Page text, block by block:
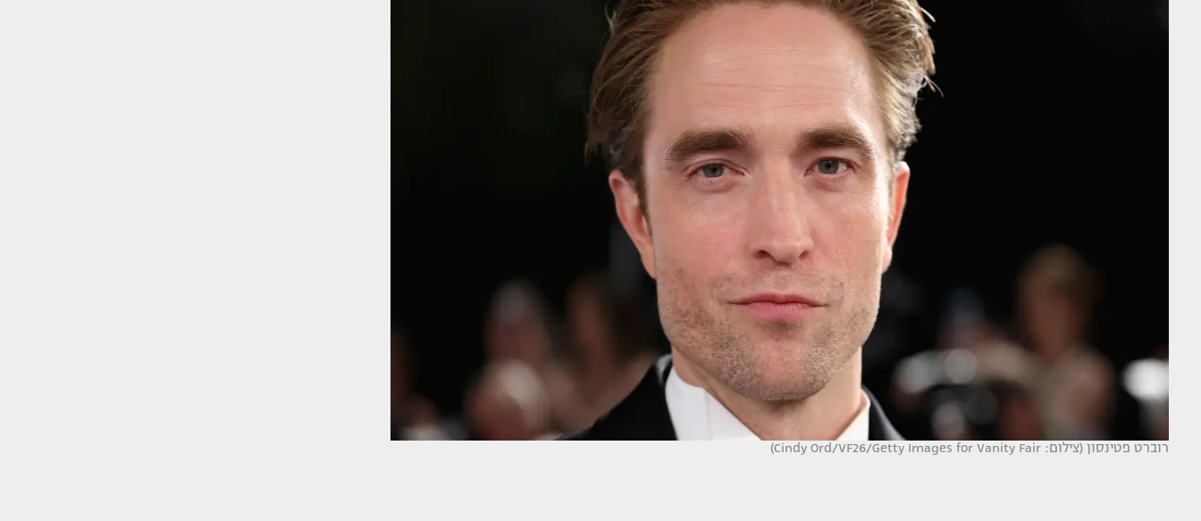
רוברט פטינסון (צילום: Cindy Ord/VF26/Getty Images for Vanity Fair)